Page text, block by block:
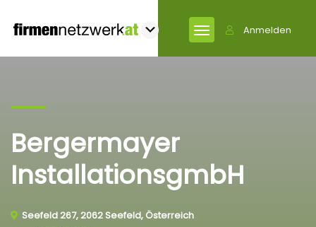
Anmelden
Bergermayer
InstallationsgmbH
Seefeld 267, 2062 Seefeld, Österreich